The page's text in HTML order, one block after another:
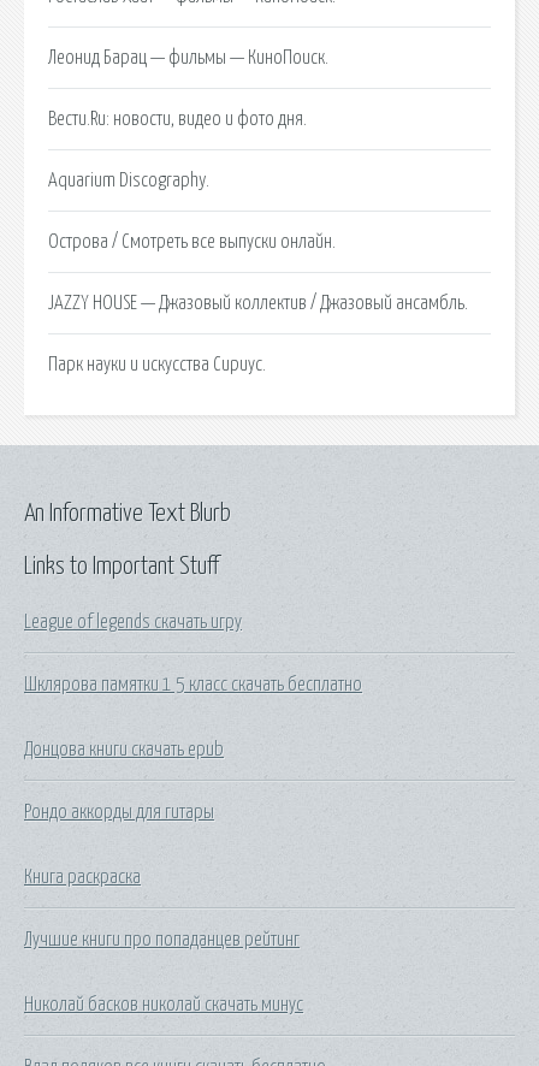
Леонид Барац — фильмы — КиноПоиск.
Вести.Ru: новости, видео и фото дня.
Aquarium Discography.
Острова / Cмотреть все выпуски онлайн.
JAZZY HOUSE — Джазовый коллектив / Джазовый ансамбль.
Парк науки и искусства Сириус.
Links to Important Stuff
League of legends скачать игру
Шклярова памятки 1 5 класс скачать бесплатно
Донцова книги скачать epub
Рондо аккорды для гитары
Книга раскраска
Лучшие книги про попаданцев рейтинг
Николай басков николай скачать минус
An Informative Text Blurb